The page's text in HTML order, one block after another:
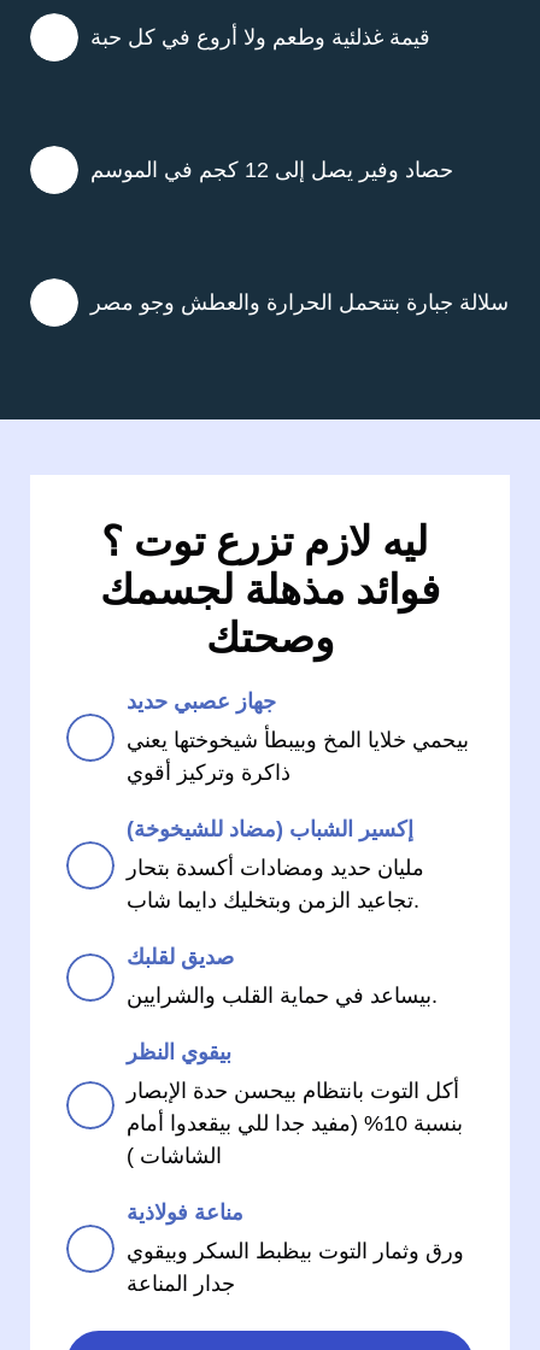
قيمة غذلئية وطعم ولا أروع في كل حبة
حصاد وفير يصل إلى 12 كجم في الموسم
سلالة جبارة بتتحمل الحرارة والعطش وجو مصر
فوائد مذهلة لجسمك
وصحتك
جهاز عصبي حديد
بيحمي خلايا المخ وبيبطأ شيخوختها يعني
ذاكرة وتركيز أقوي
إكسير الشباب (مضاد للشيخوخة)
مليان حديد ومضادات أكسدة بتحار
تجاعيد الزمن وبتخليك دايما شاب.
صديق لقلبك
بيساعد في حماية القلب والشرايين.
بيقوي النظر
أكل التوت بانتظام بيحسن حدة الإبصار
بنسبة 10% (مفيد جدا للي بيقعدوا أمام
الشاشات )
مناعة فولاذية
ورق وثمار التوت بيظبط السكر وبيقوي
جدار المناعة